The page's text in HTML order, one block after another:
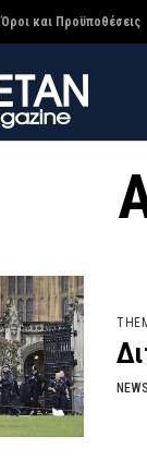
Όροι και Προϋποθέσεις